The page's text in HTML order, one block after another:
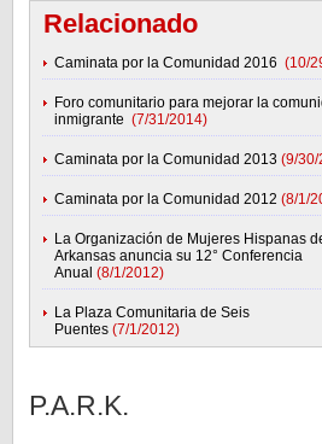
Relacionado
Caminata por la Comunidad 2016 (10/
Foro comunitario para mejorar la
inmigrante (7/31/2014)
Caminata por la Comunidad 2013 (9/
Caminata por la Comunidad 2012 (8/1/
La Organización de Mujeres Hispanas
Arkansas anuncia su 12° Conferencia
Anual (8/1/2012)
La Plaza Comunitaria de Seis
Puentes (7/1/2012)
P.A.R.K.